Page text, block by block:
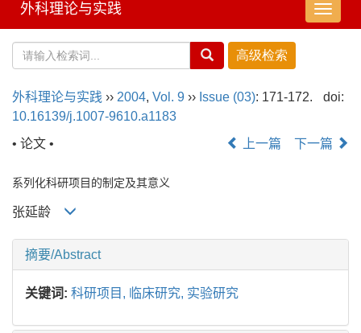
导
航
外科理论与实践
外科理论与实践 ›› 2004, Vol. 9 ›› Issue (03): 171-172.
doi:
10.16139/j.1007-9610.a1183
• 论文 •
上一篇 下一篇
系列化科研项目的制定及其意义
张延龄
摘要/Abstract
关键词: 科研项目, 临床研究, 实验研究